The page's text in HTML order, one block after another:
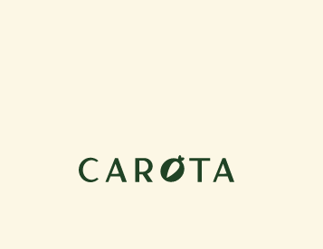
11 septembre 2026
18:00-20:00